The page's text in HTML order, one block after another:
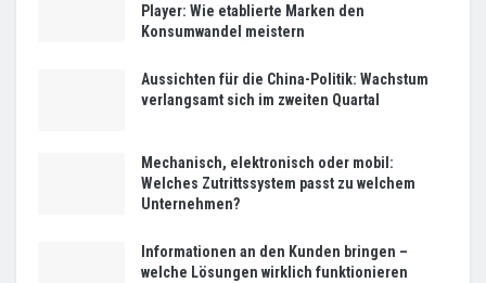
Player: Wie etablierte Marken den
Konsumwandel meistern
Aussichten für die China-Politik: Wachstum
verlangsamt sich im zweiten Quartal
Mechanisch, elektronisch oder mobil:
Welches Zutrittssystem passt zu welchem
Unternehmen?
Informationen an den Kunden bringen –
welche Lösungen wirklich funktionieren